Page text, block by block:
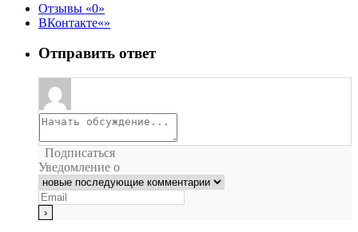
Отзывы
0
ВКонтакте
Отправить ответ
Подписаться
Уведомление о